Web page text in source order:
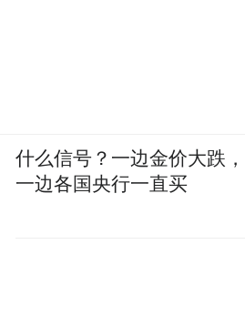
什么信号？一边金价大跌，
一边各国央行一直买